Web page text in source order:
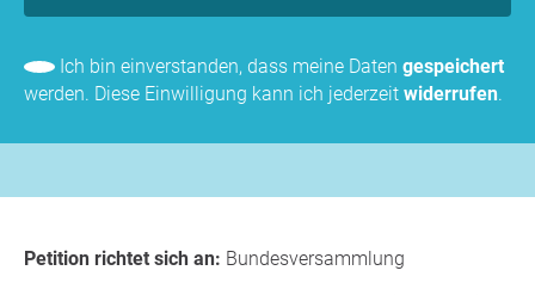
Ich bin einverstanden, dass meine Daten gespeichert
werden. Diese Einwilligung kann ich jederzeit widerrufen.
Petition richtet sich an: Bundesversammlung